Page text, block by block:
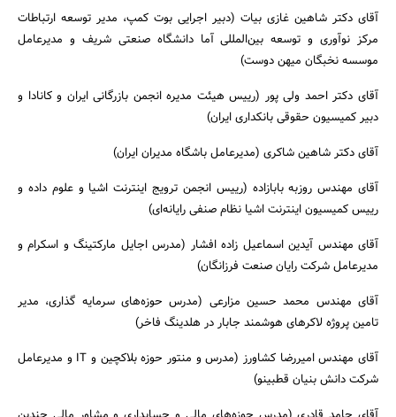
آقای دکتر شاهین غازی بیات (دبیر اجرایی بوت کمپ، مدیر توسعه ارتباطات
مرکز نوآوری و توسعه بین‌المللی آما دانشگاه صنعتی شریف و مدیرعامل
موسسه نخبگان میهن دوست)
آقای دکتر احمد ولی پور (رییس هیئت مدیره انجمن بازرگانی ایران و کانادا و
دبیر کمیسیون حقوقی بانکداری ایران)
آقای دکتر شاهین شاکری (مدیرعامل باشگاه مدیران ایران)
آقای مهندس روزبه بابازاده (رییس انجمن ترویج اینترنت اشیا و علوم داده و
رییس کمیسیون اینترنت اشیا نظام صنفی رایانه‌ای)
آقای مهندس آیدین اسماعیل زاده افشار (مدرس اجایل مارکتینگ و اسکرام و
مدیرعامل شرکت رایان صنعت فرزانگان)
آقای مهندس محمد حسین مزارعی (مدرس حوزه‌های سرمایه گذاری، مدیر
تامین پروژه لاکرهای هوشمند جابار در هلدینگ فاخر)
آقای مهندس امیررضا کشاورز (مدرس و منتور حوزه بلاکچین و IT و مدیرعامل
شرکت دانش بنیان قطبینو)